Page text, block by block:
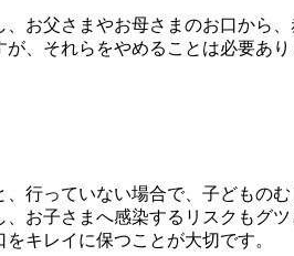
お父さまやお母さまのお口から
、それらをやめることは必要あり
行っていない場合で、子どもの
お子さまへ感染するリスクもグツ
キレイに保つことが大切です。